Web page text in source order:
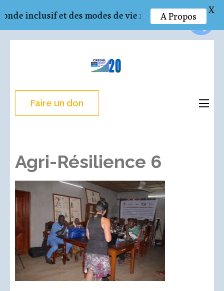
(Pressez
Entrée)Faire un don
Agri-Résilience 6
inclusif et des modes de vie respectueux de
A Propos
X